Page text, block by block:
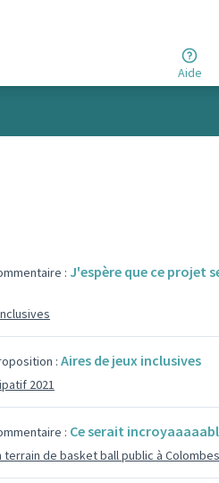
Aide
: J'espère que ce projet
: Aires de jeux inclusives
2021
: Ce serait
terrain de basket ball public à Colombes